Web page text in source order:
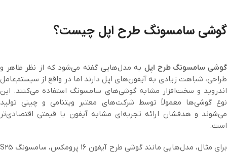
گوشی سامسونگ طرح اپل چیست؟
گوشی سامسونگ طرح اپل به مدل‌هایی گفته می‌شود که از نظر ظاهر و
طراحی، شباهت زیادی به آیفون‌های اپل دارند اما در واقع از سیستم‌عامل
اندروید و سخت‌افزار مشابه گوشی‌های سامسونگ استفاده می‌کنند. این
نوع گوشی‌ها معمولاً توسط شرکت‌های معتبر ویتنامی و چینی تولید
می‌شوند و هدفشان ارائه تجربه‌ای مشابه آیفون با قیمتی اقتصادی‌تر
است.
برای مثال، مدل‌هایی مانند گوشی طرح آیفون 16 پرومکس، سامسونگ S25